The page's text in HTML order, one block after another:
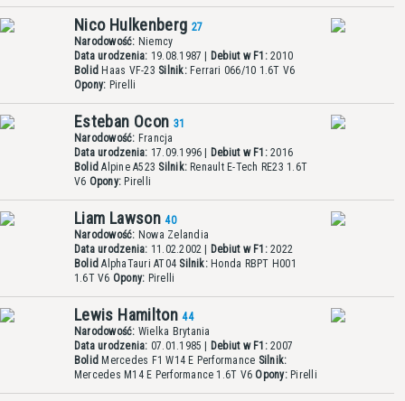
Nico Hulkenberg 27
Narodowość: Niemcy
Data urodzenia: 19.08.1987 | Debiut w F1:2010
Bolid Haas VF-23 Silnik:Ferrari 066/10 1.6T V6
Opony: Pirelli
Esteban Ocon 31
Narodowość: Francja
Data urodzenia: 17.09.1996 | Debiut w F1:2016
Bolid Alpine A523 Silnik: Renault E-Tech RE23 1.6T
V6 Opony: Pirelli
Liam Lawson40
Narodowość: Nowa Zelandia
Data urodzenia: 11.02.2002 | Debiut w F1:2022
Bolid AlphaTauri AT04 Silnik:Honda RBPT H001
1.6T V6 Opony: Pirelli
Lewis Hamilton44
Narodowość: Wielka Brytania
Data urodzenia: 07.01.1985 | Debiut w F1:2007
Bolid Mercedes F1 W14 E Performance Silnik:
Mercedes M14 E Performance 1.6T V6 Opony:Pirelli